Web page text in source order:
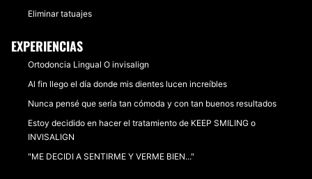
Eliminar tatuajes
EXPERIENCIAS
Ortodoncia Lingual O invisalign
Al fin llego el día donde mis dientes lucen increíbles
Nunca pensé que sería tan cómoda y con tan buenos resultados
Estoy decidido en hacer el tratamiento de KEEP SMILING o
INVISALIGN
"ME DECIDI A SENTIRME Y VERME BIEN..."